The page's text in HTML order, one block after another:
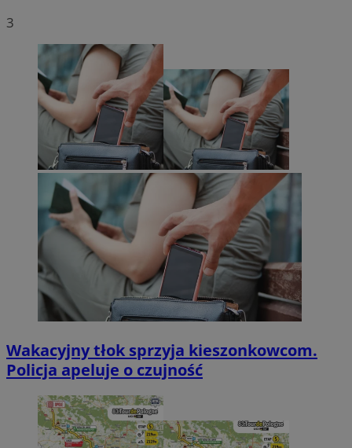
3
Wakacyjny tłok sprzyja kieszonkowcom.
Policja apeluje o czujność